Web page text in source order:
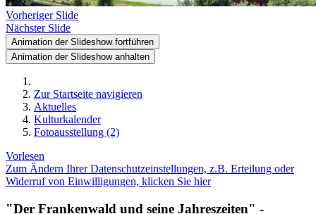
Vorheriger Slide
Nächster Slide
Animation der Slideshow fortführen
Animation der Slideshow anhalten
Zur Startseite navigieren
Aktuelles
Kulturkalender
Fotoausstellung (2)
Vorlesen
Zum Ändern Ihrer Datenschutzeinstellungen, z.B. Erteilung oder
Widerruf von Einwilligungen, klicken Sie hier
"Der Frankenwald und seine Jahreszeiten" -